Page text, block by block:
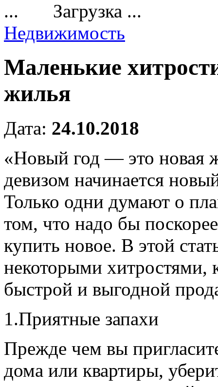
Загрузка ...
Недвижимость
Маленькие
жилья
Дата: 24.10.2018
«Новый год — это новая
девизом начинается
Только одни думают о
том, что надо бы
купить новое. В этой
некоторыми хитростями,
быстрой и выгодной
1.Приятные запахи
Прежде чем вы
дома или квартиры,